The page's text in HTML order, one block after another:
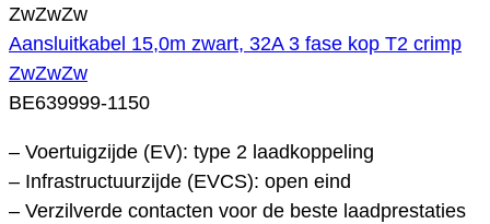
Aansluitkabel 15,0m zwart, 32A 3 fase kop T2 crimp
ZwZwZw
BE639999-1150
– Voertuigzijde (EV): type 2 laadkoppeling
– Infrastructuurzijde (EVCS): open eind
– Verzilverde contacten voor de beste laadprestaties